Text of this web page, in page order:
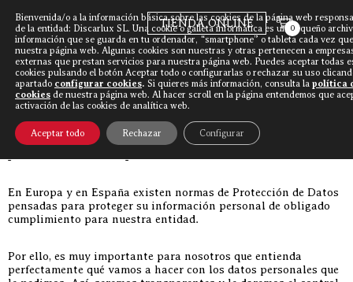
TIENDA ONLINE 0
Discarlux»Política de privacidad
Información en cumplimiento de la normativa de
En Europa y en España existen normas de Protección de Datos
pensadas para proteger su información personal de obligado
cumplimiento para nuestra entidad.
Por ello, es muy importante para nosotros que entienda
perfectamente qué vamos a hacer con los datos personales que
Bienvenida/o a la información básica sobre las cookies de la página web
de la entidad: Discarlux SL. Una cookie o galleta informática es un pequeño
información que se guarda en tu ordenador, “smartphone” o tableta cada vez
nuestra página web. Algunas cookies son nuestras y otras pertenecen a
externas que prestan servicios para nuestra página web. Puedes aceptar todas
cookies pulsando el botón Aceptar todo o configurarlas o rechazar su uso
apartado configurar cookies. Si quieres más información, consulta la política
cookies de nuestra página web. Al hacer scroll en la página entendemos que
activación de las cookies de analítica web.
Aceptar todo Rechazar Configurar